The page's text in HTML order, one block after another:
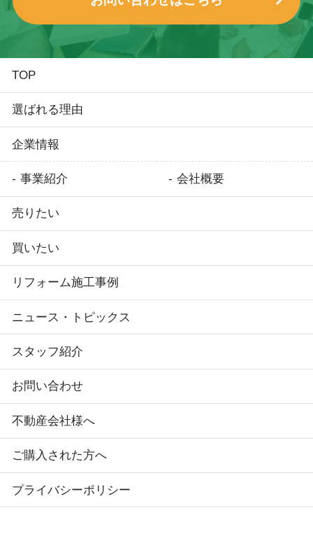
TOP
選ばれる理由
企業情報
事業紹介 会社概要
売りたい
買いたい
リフォーム施工事例
ニュース・トピックス
スタッフ紹介
お問い合わせ
不動産会社様へ
ご購入された方へ
プライバシーポリシー